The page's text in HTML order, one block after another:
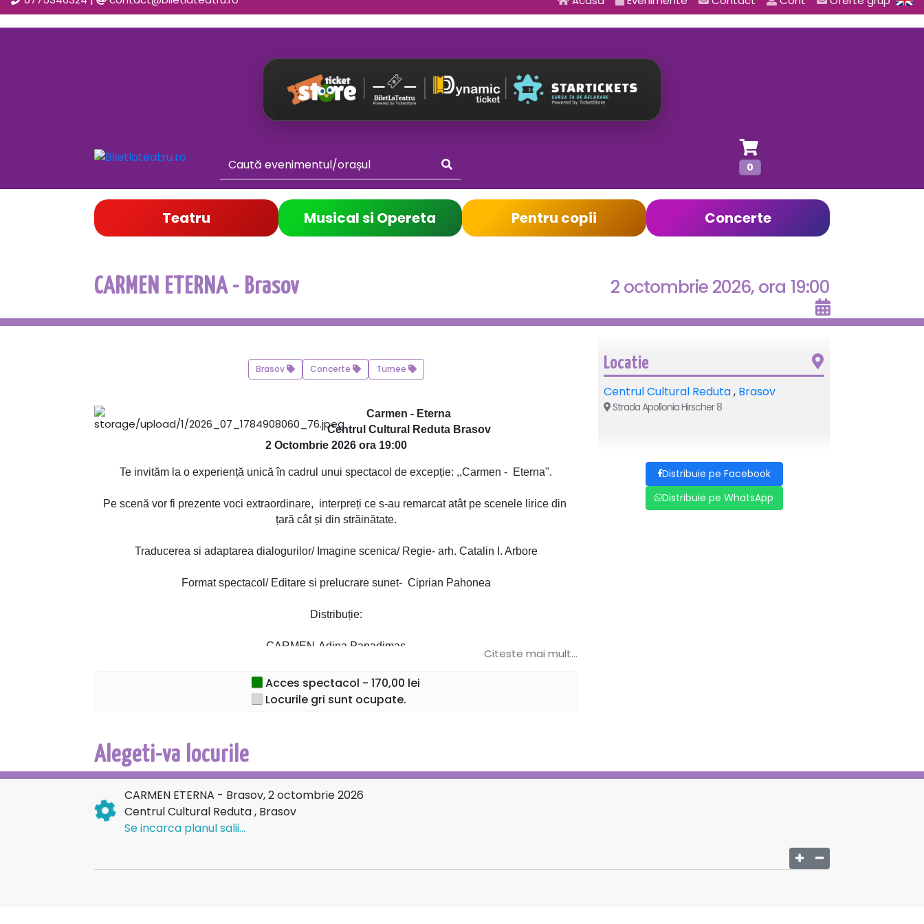
0
Teatru Musical si Opereta Pentru copii Concerte
CARMEN ETERNA - Brasov 2 octombrie 2026, ora 19:00
Brasov Concerte Turnee
Carmen - Eterna
Centrul Cultural Reduta Brasov
2 Octombrie 2026 ora 19:00
Te invităm la o experiență unică în cadrul unui spectacol de excepție: ,,Carmen - Eterna".
Pe scenă vor fi prezente voci extraordinare, interpreți ce s-au remarcat atât pe scenele lirice din
țară cât și din străinătate.
Traducerea si adaptarea dialogurilor/ Imagine scenica/ Regie- arh. Catalin I. Arbore
Format spectacol/ Editare si prelucrare sunet- Ciprian Pahonea
Distribuție:
CARMEN-Adina Papadimas
DON JOSE- Adrian Dumitru
MICAELA- Mirela Bunoaica
FRASQUITA-Miruna Iancu
MERCEDES-Alexandrina Stan
DANCAIRO-Paul Celmare
Citeste mai mult...
Acces spectacol - 170,00 lei
Locurile gri sunt ocupate.
Locatie
Centrul Cultural Reduta, Brasov
Strada Apollonia Hirscher 8
Distribuie pe Facebook
Distribuie pe WhatsApp
Alegeti-va locurile
CARMEN ETERNA - Brasov, 2 octombrie 2026
Centrul Cultural Reduta , Brasov
Se incarca planul salii...